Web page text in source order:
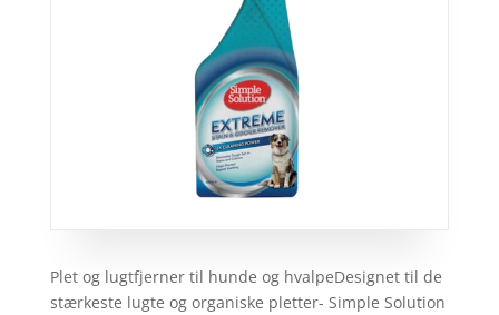
Plet og lugtfjerner til hunde og hvalpeDesignet til de
stærkeste lugte og organiske pletter- Simple Solution